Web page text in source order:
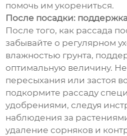
помочь им укорениться.
После посадки:
После того, как рассада
забывайте о регулярном
влажностью грунта,
оптимальную величину.
пересыхания или застоя
подкормите рассаду
удобрениями, следуя
наблюдения за
удаление сорняков и